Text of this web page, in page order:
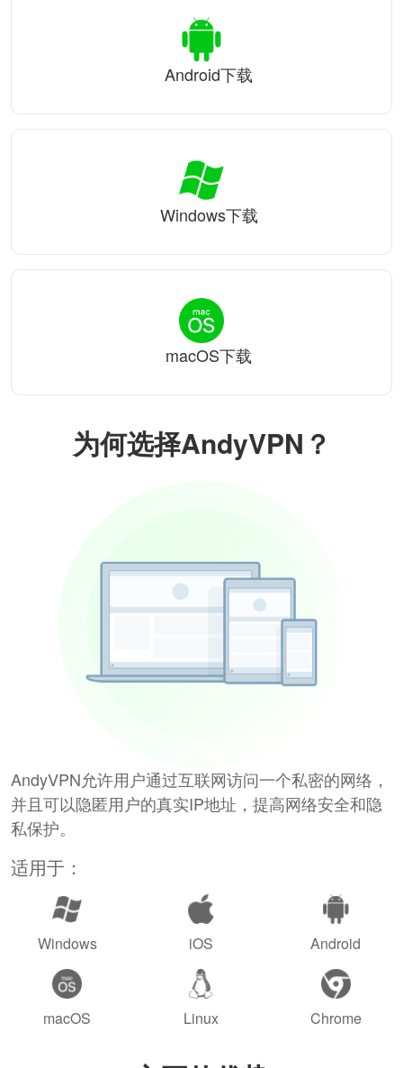
为何选择AndyVPN？
AndyVPN允许用户通过互联网访问一个私密的网络，
并且可以隐匿用户的真实IP地址，提高网络安全和隐
私保护。
适用于：
Windows iOS Android
macOS Linux Chrome
Android下载
Windows下载
macOS下载